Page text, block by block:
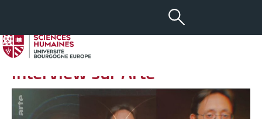
aA - +
11 OCT 2023
François JARRIGE en
interview sur Arte